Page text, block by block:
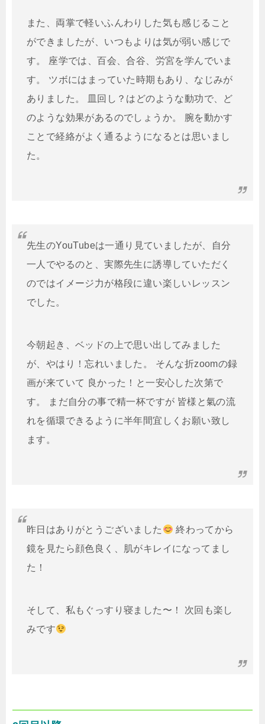
また、両掌で軽いふんわりした気も感じること
ができましたが、いつもよりは気が弱い感じで
す。 座学では、百会、合谷、労宮を学んでいま
す。 ツボにはまっていた時期もあり、なじみが
ありました。 皿回し？はどのような動功で、ど
のような効果があるのでしょうか。 腕を動かす
ことで経絡がよく通るようになるとは思いまし
た。
先生のYouTubeは一通り見ていましたが、自分
一人でやるのと、実際先生に誘導していただく
のではイメージ力が格段に違い楽しいレッスン
でした。
今朝起き、ベッドの上で思い出してみました
が、やはり！忘れいました。 そんな折zoomの録
画が来ていて 良かった！と一安心した次第で
す。 まだ自分の事で精一杯ですが 皆様と氣の流
れを循環できるように半年間宜しくお願い致し
ます。
昨日はありがとうございました
終わってから
鏡を見たら顔色良く、肌がキレイになってまし
た！
そして、私もぐっすり寝ました〜！ 次回も楽し
みです